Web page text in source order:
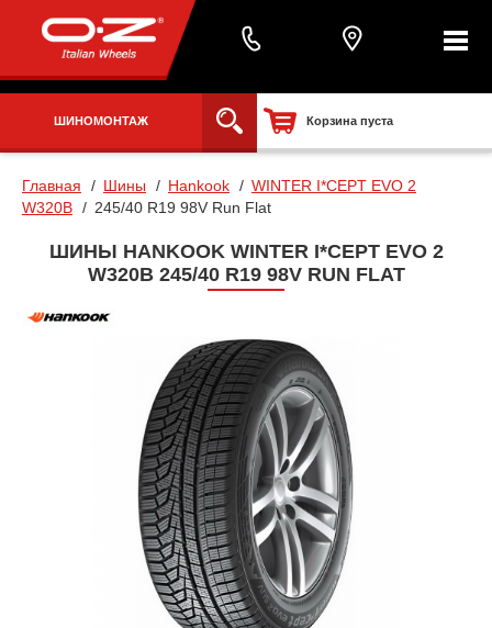
ШИНОМОНТАЖ Корзина пуста
Главная Шины Hankook
WINTER I*CEPT EVO 2
W320B
245/40 R19 98V Run Flat
ШИНЫ HANKOOK WINTER I*CEPT EVO 2
W320B 245/40 R19 98V RUN FLAT